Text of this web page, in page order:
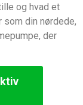
og hvad et
din nørdede,
der